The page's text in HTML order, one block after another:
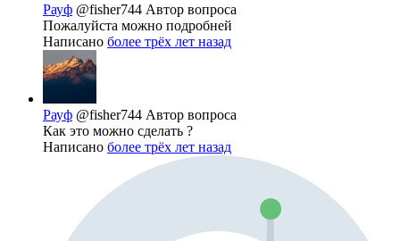
Рауф @fisher744 Автор вопроса
Пожалуйста можно подробней
Написано более трёх лет назад
Рауф @fisher744 Автор вопроса
Как это можно сделать ?
Написано более трёх лет назад